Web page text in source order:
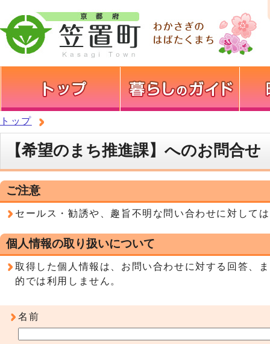
トップ
【希望のまち推進課】へのお問合せ
ご注意
セールス・勧誘や、趣旨不明な問い合わせに対して
個人情報の取り扱いについて
取得した個人情報は、お問い合わせに対する回答、
的では利用しません。
名前